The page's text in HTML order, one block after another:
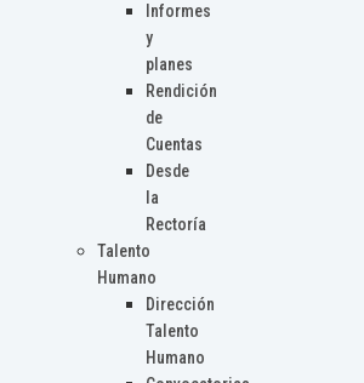
Informes
y
planes
Rendición
de
Cuentas
Desde
la
Rectoría
Talento
Humano
Dirección
Talento
Humano